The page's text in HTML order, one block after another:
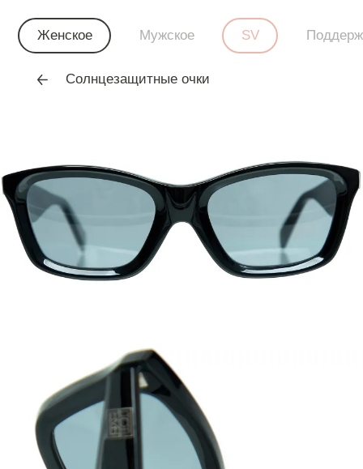
Женское Мужское SV
Солнцезащитные очки